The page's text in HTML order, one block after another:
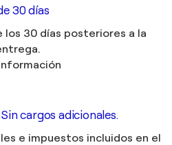
30 días
los 30 días posteriores a la
cargos adicionales.
e impuestos incluidos en el